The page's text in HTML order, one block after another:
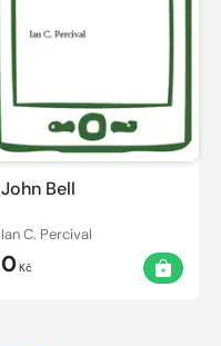
John Bell
Ian C. Percival
0Kč